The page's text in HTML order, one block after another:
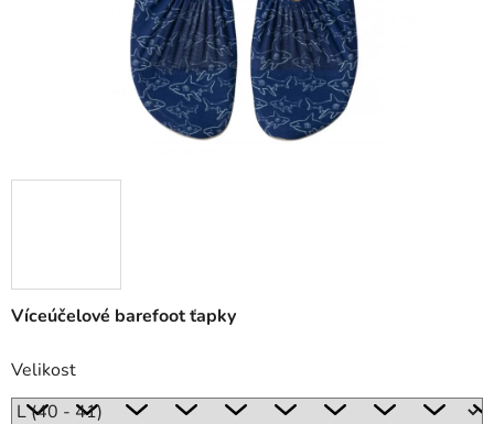
Víceúčelové barefoot ťapky
Velikost